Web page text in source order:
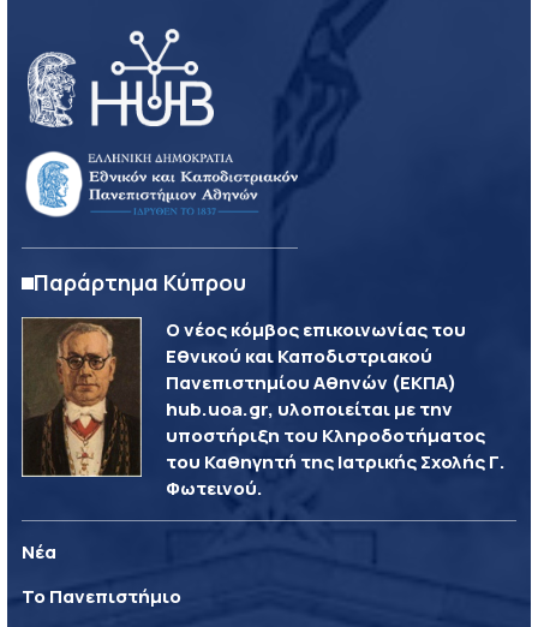
Παράρτημα Κύπρου
Ο νέος κόμβος επικοινωνίας του
Εθνικού και Καποδιστριακού
Πανεπιστημίου Αθηνών (ΕΚΠΑ)
hub.uoa.gr, υλοποιείται με την
υποστήριξη του Κληροδοτήματος
του Καθηγητή της Ιατρικής Σχολής Γ.
Φωτεινού.
Νέα
Το Πανεπιστήμιο